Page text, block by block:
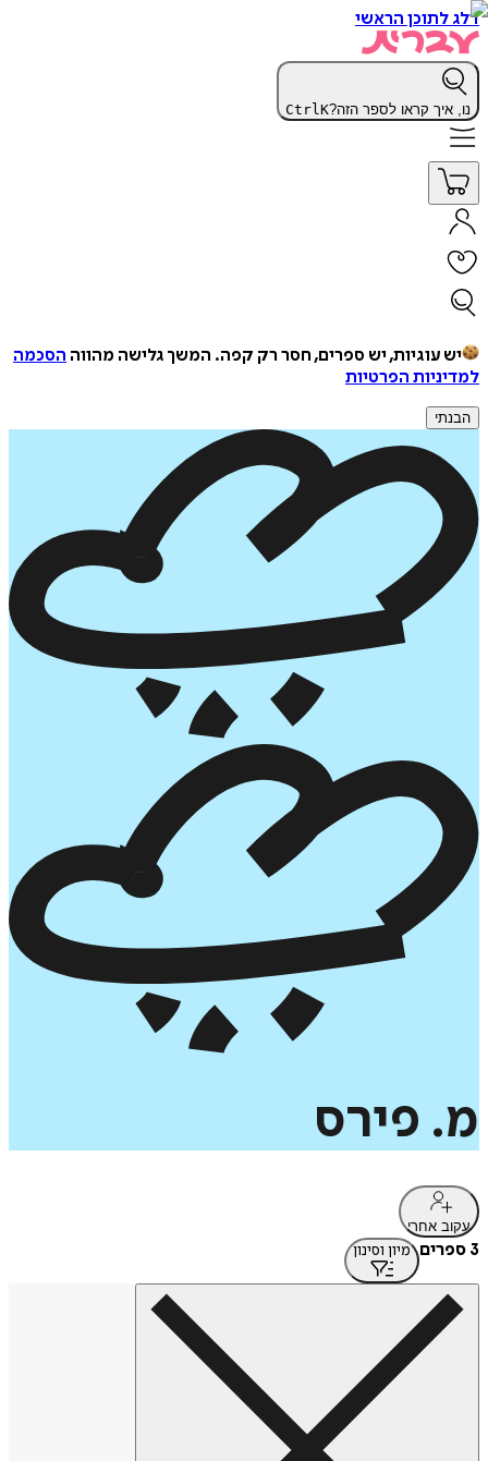
דלג לתוכן הראשי
נו, איך קראו לספר הזה? CtrlK
יש עוגיות, יש ספרים, חסר רק קפה. המשך גלישה מהווה הסכמה
למדיניות הפרטיות
הבנתי
מ. פירס
עקוב אחרי
3 ספרים מיון וסינון